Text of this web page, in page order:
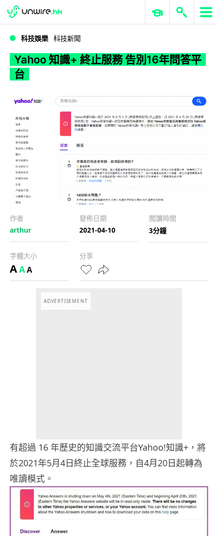
Yahoo 知識+ 終止服務 告別16年問答平台
WWDC 2026 ERP 與商業 AI
科技娛樂 科技新聞
Yahoo 知識+ 終止服務 告別16年問答平
台
作者
arthur
發佈日期
2021-04-10
閱讀時間
3分鐘
字體大小
AAA
分享
ADVERTISEMENT
有超過 16 年歷史的知識交流平台Yahoo!知識+，將
於2021年5月4日終止全球服務，自4月20日起轉為
唯讀模式。